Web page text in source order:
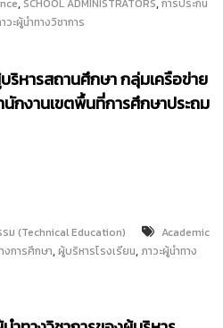
SCHOOL ADMINISTRATORS การประกัน
วะผู้นำทางวิชาการ
ริหารสถานศึกษา กลุ่มเครือข่าย
กงานเขตพื้นที่การศึกษาประถม
ม (Technical Education)
Academic
งการศึกษา,ผู้บริหารโรงเรียน, ภาวะผู้นำทาง